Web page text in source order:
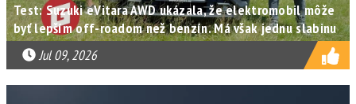
Test: Suzuki eVitara AWD ukázala, že elektromobil môže
byť lepším off-roadom než benzín. Má však jednu slabinu
Jul 09, 2026